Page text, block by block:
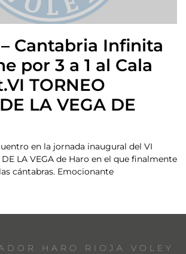
Cantabria Infinita
por 3 a 1 al Cala
TORNEO
LA VEGA DE
en la jornada inaugural del VI
DE LA VEGA de Haro en el que finalmente
cántabras. Emocionante
HARO RIOJA VOLEY